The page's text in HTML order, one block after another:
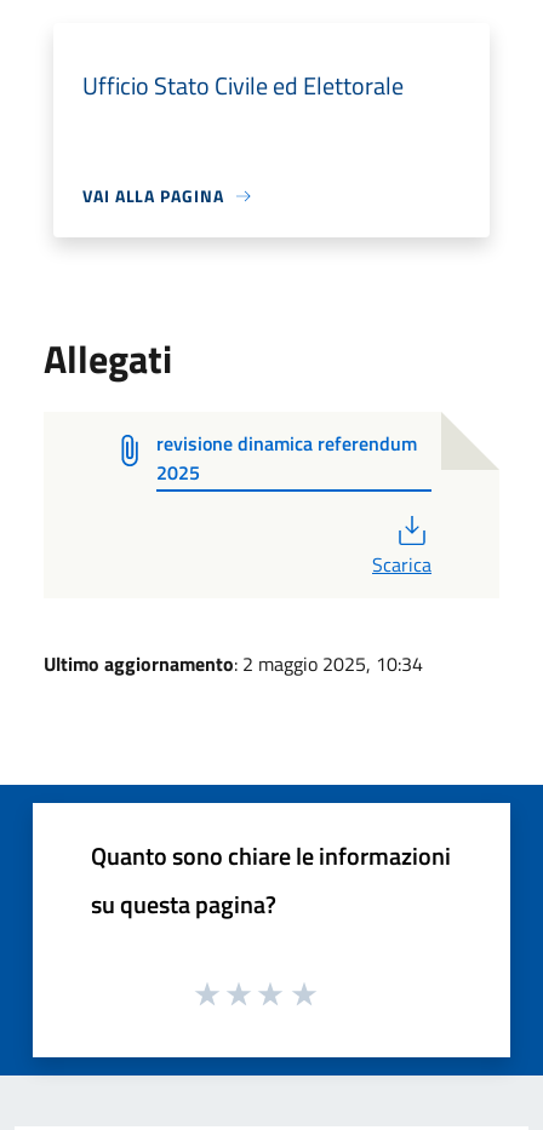
Ufficio Stato Civile ed Elettorale
VAI ALLA PAGINA
Allegati
revisione dinamica referendum
2025
Scarica
Ultimo aggiornamento: 2 maggio 2025, 10:34
Quanto sono chiare le informazioni
su questa pagina?